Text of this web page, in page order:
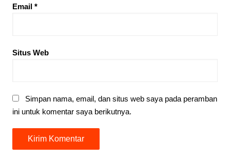
Email *
Situs Web
Simpan nama, email, dan situs web saya pada peramban
ini untuk komentar saya berikutnya.